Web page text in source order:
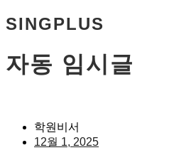
SINGPLUS
자동 임시글
학원비서
12월 1, 2025